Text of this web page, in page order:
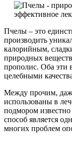
Пчелы – это
производить
калорийным,
природных
прополис. Оба эти
целебными
Между прочим,
использованы в
подмором
способ является
многих проблем